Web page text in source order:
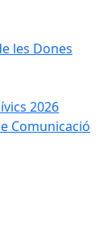
les Dones
2026
Comunicació